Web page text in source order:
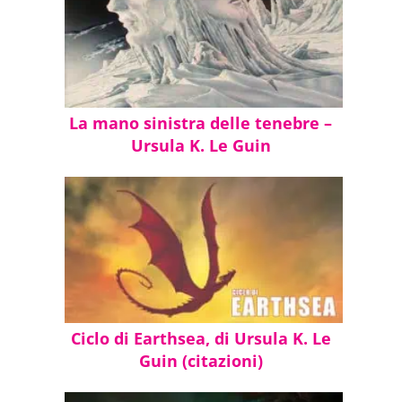
— Mio, sole! — No, non è tuo — disse la
donna senza un occhio, con la pacatezza di
chi enuncia una profonda certezza. — Non
c’è niente di tuo. Ogni cosa è da usare. Da
dividere con gli altri. Se non sei disposto a
dividerla, non puoi neppure usarla. — E
prese con mani delicate e inesorabili il
bambino magro e lo trasportò via lontano
dal quadrato di luce solare.
La mano sinistra delle tenebre –
Ursula K. Le Guin
Ciclo di Earthsea, di Ursula K. Le
Guin (citazioni)